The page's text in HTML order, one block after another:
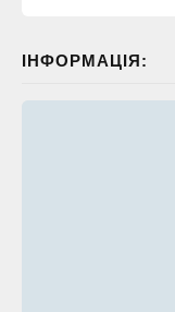
ІНФОРМАЦІЯ: